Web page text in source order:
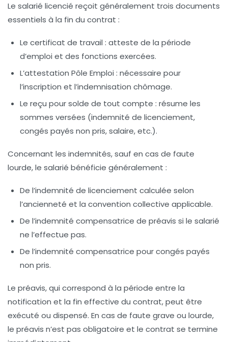
Le salarié licencié reçoit généralement trois documents
essentiels à la fin du contrat :
Le certificat de travail : atteste de la période
d’emploi et des fonctions exercées.
L’attestation Pôle Emploi : nécessaire pour
l’inscription et l’indemnisation chômage.
Le reçu pour solde de tout compte : résume les
sommes versées (indemnité de licenciement,
congés payés non pris, salaire, etc.).
Concernant les indemnités, sauf en cas de faute
lourde, le salarié bénéficie généralement :
De l’indemnité de licenciement calculée selon
l’ancienneté et la convention collective applicable.
De l’indemnité compensatrice de préavis si le salarié
ne l’effectue pas.
De l’indemnité compensatrice pour congés payés
non pris.
Le préavis, qui correspond à la période entre la
notification et la fin effective du contrat, peut être
exécuté ou dispensé. En cas de faute grave ou lourde,
le préavis n’est pas obligatoire et le contrat se termine